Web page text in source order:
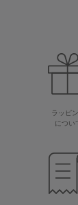
ラッピ
につい